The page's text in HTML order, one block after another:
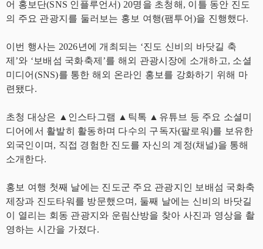
어 홍보단(SNS 인플루언서) 20명을 초청해, 이틀 동안 진도
의 주요 관광지를 둘러보는 홍보 여행(팸투어)을 진행했다.
이번 행사는 2026년에 개최되는 ‘진도 신비의 바닷길 축
제’와 ‘보배섬 국화축제’를 해외 관광시장에 소개하고, 소셜
미디어(SNS)를 통한 해외 온라인 홍보를 강화하기 위해 마
련됐다.
초청 대상은 ▲인스타그램 ▲틱톡 ▲유튜브 등 주요 소셜미
디어에서 활발히 활동하며 다수의 구독자(팔로워)를 보유한
외국인이며, 직접 경험한 진도를 자신의 계정(채널)을 통해
소개한다.
홍보 여행 첫째 날에는 진도군 주요 관광지인 보배섬 국화축
제장과 진도타워를 방문했으며, 둘째 날에는 신비의 바닷길
이 열리는 회동 관광지와 운림산방을 찾아 사진과 영상을 촬
영하는 시간을 가졌다.